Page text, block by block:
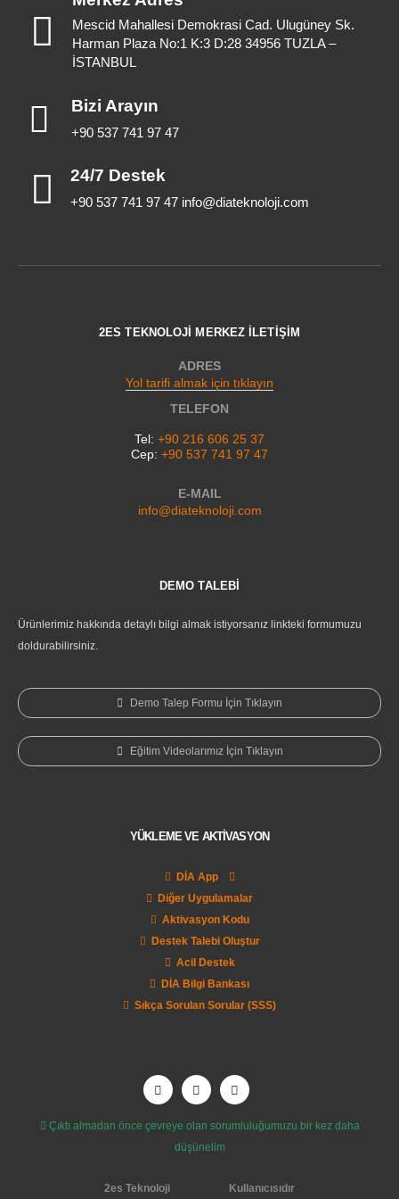
Mescid Mahallesi Demokrasi Cad. Ulugüney Sk.
Harman Plaza No:1 K:3 D:28 34956 TUZLA –
İSTANBUL
Bizi Arayın
+90 537 741 97 47
24/7 Destek
+90 537 741 97 47 info@diateknoloji.com
2ES TEKNOLOJİ MERKEZ İLETİŞİM
ADRES
Yol tarifi almak için tıklayın
TELEFON
Tel: +90 216 606 25 37
Cep: +90 537 741 97 47
E-MAIL
info@diateknoloji.com
DEMO TALEBİ
Ürünlerimiz hakkında detaylı bilgi almak istiyorsanız linkteki formumuzu
doldurabilirsiniz.
Demo Talep Formu İçin Tıklayın
Eğitim Videolarımız İçin Tıklayın
YÜKLEME VE AKTİVASYON
DİA App
Diğer Uygulamalar
Aktivasyon Kodu
Destek Talebi Oluştur
Acil Destek
DİA Bilgi Bankası
Sıkça Sorulan Sorular (SSS)
Çıktı almadan önce çevreye olan sorumluluğumuzu bir kez daha
düşünelim
2es Teknoloji Kullanıcısıdır